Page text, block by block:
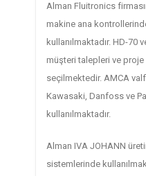
Alman Fluitronics
makine ana
kullanılmaktadır. HD-70
müşteri talepleri ve
seçilmektedir. AMCA
Kawasaki, Danfoss ve
kullanılmaktadır.
Alman IVA JOHANN
sistemlerinde